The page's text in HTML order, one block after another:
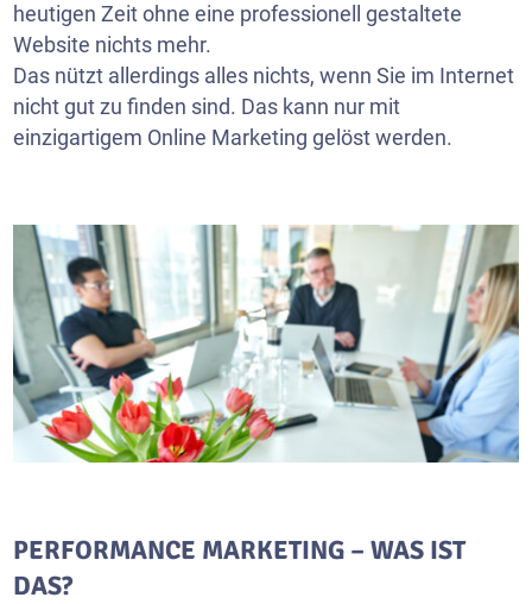
heutigen Zeit ohne eine professionell gestaltete
Website nichts mehr.
Das nützt allerdings alles nichts, wenn Sie im Internet
nicht gut zu finden sind. Das kann nur mit
einzigartigem Online Marketing gelöst werden.
PERFORMANCE MARKETING – WAS IST
DAS?